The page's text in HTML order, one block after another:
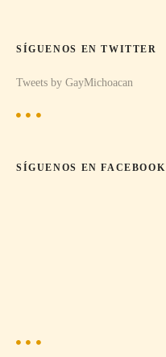
r
a
d
a
SÍGUENOS EN TWITTER
Tweets by GayMichoacan
SÍGUENOS EN FACEBOOK